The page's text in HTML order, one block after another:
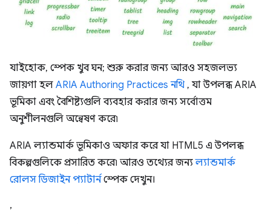
যাইহোক, স্পেক খুব ঘন; শুরু করার জন্য আরও সহজলভ্য
জায়গা হল ARIA Authoring Practices নথি , যা উপলব্ধ ARIA
ভূমিকা এবং বৈশিষ্ট্যগুলি ব্যবহার করার জন্য সর্বোত্তম
অনুশীলনগুলি অন্বেষণ করে৷
ARIA ল্যান্ডমার্ক ভূমিকাও অফার করে যা HTML5 এ উপলব্ধ
বিকল্পগুলিকে প্রসারিত করে৷ আরও তথ্যের জন্যল্যান্ডমার্ক
রোলস ডিজাইন প্যাটার্নস্পেক দেখুন।
,